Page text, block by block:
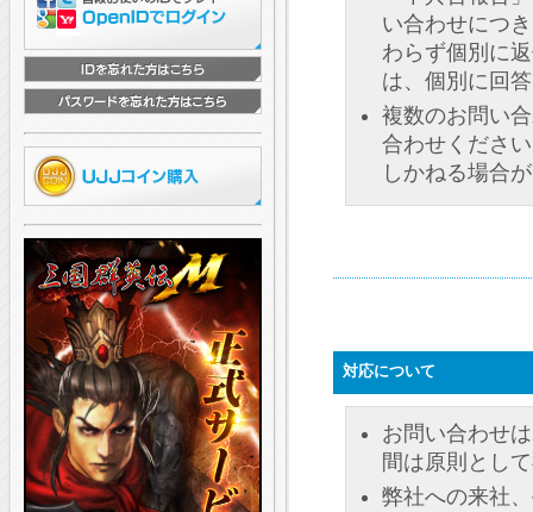
い合わせにつ
わらず個別に
は、個別に回
複数のお問い
合わせくださ
しかねる場合
対応について
お問い合わせ
間は原則とし
弊社への来社